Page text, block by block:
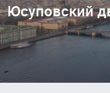
Юсуповский